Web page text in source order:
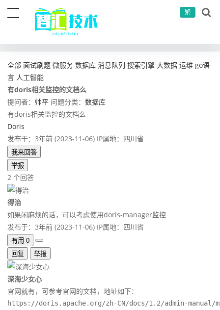
繁
全部 面试刷题 微服务 数据库 消息队列 搜索引擎 大数据 运维 go语
言 人工智能
有doris相关监控的文档么
提问者： 帅平 问题分类： 数据库
有doris相关监控的文档么
Doris
发布于：3年前 (2023-11-06) IP属地：四川省
我来回答
举报
2 个回答
得治
如果闲麻烦的话，可以考虑使用doris-manager监控
发布于：3年前 (2023-11-06) IP属地：四川省
有用 0
回复
举报
深海少女心
官网就有，可参考官网的文档，地址如下：
https://doris.apache.org/zh-CN/docs/1.2/admin-manual/